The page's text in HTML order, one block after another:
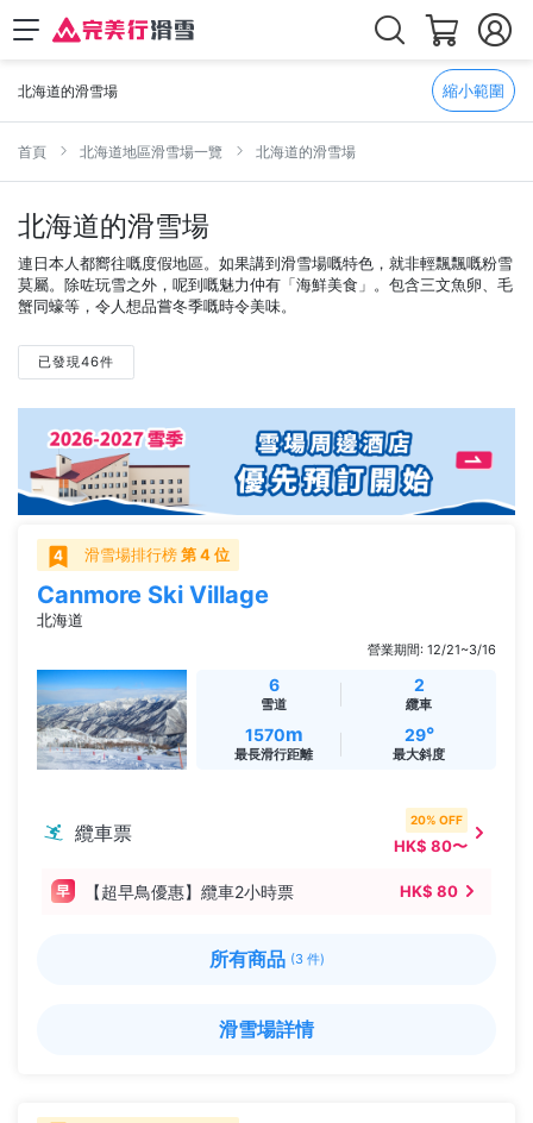
北海道的滑雪場 縮小範圍
首頁 北海道地區滑雪場一覽 北海道的滑雪場
北海道的滑雪場
連日本人都嚮往嘅度假地區。如果講到滑雪場嘅特色，就非輕飄飄嘅粉雪
莫屬。除咗玩雪之外，呢到嘅魅力仲有「海鮮美食」。包含三文魚卵、毛
蟹同蠔等，令人想品嘗冬季嘅時令美味。
已發現46件
滑雪場排行榜第 4 位
Canmore Ski Village
北海道
營業期間: 12/21~3/16
6
雪道
2
纜車
1570m
最長滑行距離
29°
最大斜度
纜車票
20% OFF
HK$ 80〜
【超早鳥優惠】纜車2小時票 HK$ 80
所有商品 (3 件)
滑雪場詳情